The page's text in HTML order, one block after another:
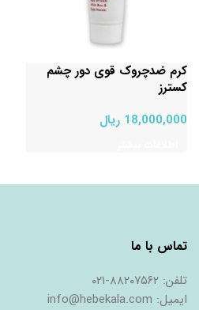
کرم ضدچروک قوی دور چشم
کسترز
18,000,000 ریال
ﺗﻤﺎس ﺑﺎ ﻣﺎ
ﺗﻠﻔﻦ: ٨٨٢٠٧٥٦٢-٠٢١
اﯾﻤﯿﻞ: info@hebekala.com